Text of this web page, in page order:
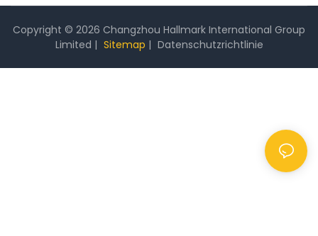
Copyright © 2026 Changzhou Hallmark International Group
Limited | Sitemap | Datenschutzrichtlinie